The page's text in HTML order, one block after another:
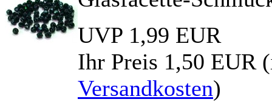
UVP 1,99 EUR
Ihr Preis 1,50 EUR
Versandkosten)